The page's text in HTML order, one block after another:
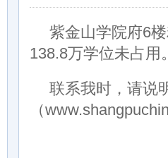
紫金山学院府6
138.8万学位未占用。
联系我时，请说
（